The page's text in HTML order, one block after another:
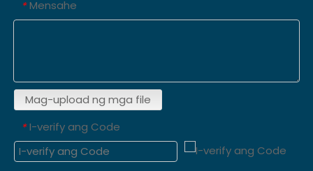
* Mensahe
Mag-upload ng mga file
* I-verify ang Code